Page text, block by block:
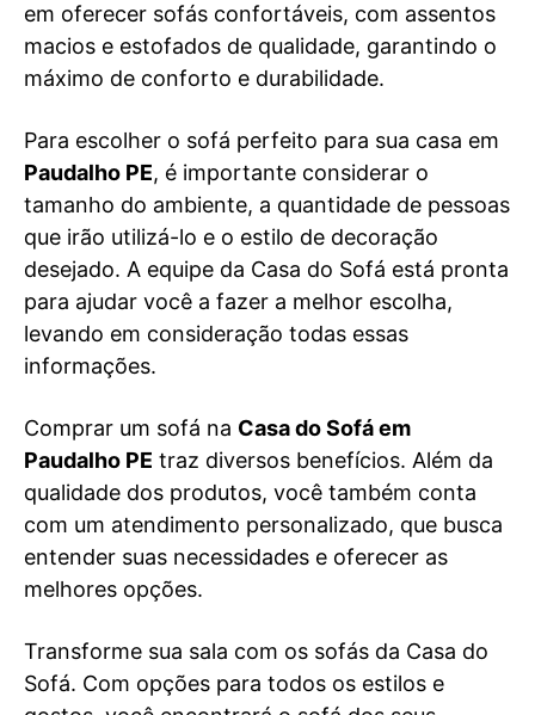
em oferecer sofás confortáveis, com assentos
macios e estofados de qualidade, garantindo o
máximo de conforto e durabilidade.
Para escolher o sofá perfeito para sua casa em
Paudalho PE, é importante considerar o
tamanho do ambiente, a quantidade de pessoas
que irão utilizá-lo e o estilo de decoração
desejado. A equipe da Casa do Sofá está pronta
para ajudar você a fazer a melhor escolha,
levando em consideração todas essas
informações.
Comprar um sofá na Casa do Sofá em
Paudalho PE traz diversos benefícios. Além da
qualidade dos produtos, você também conta
com um atendimento personalizado, que busca
entender suas necessidades e oferecer as
melhores opções.
Transforme sua sala com os sofás da Casa do
Sofá. Com opções para todos os estilos e